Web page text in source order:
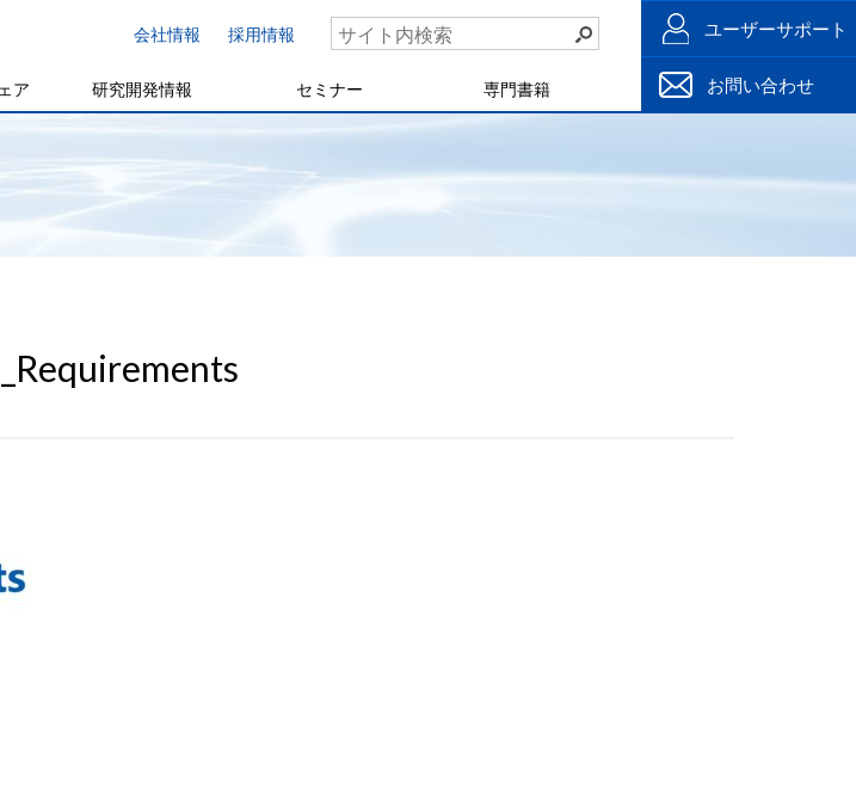
会社情報 採用情報
ア 研究開発情報 セミナー 専門書籍
ユーザーサポート
お問い合わせ